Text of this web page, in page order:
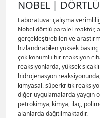
NOBEL | DÖRTLÜ
Laboratuvar çalışma
Nobel dörtlü paralel reaktör,
gerçekleştirebilen ve
hızlandırabilen yüksek
çok konumlu bir reaksiyon
reaksiyonlarda, yüksek
hidrojenasyon
kimyasal, süperkritik
diğer uygulamalarda yaygın
petrokimya, kimya, ilaç,
alanlarda dağıtılmaktadır.